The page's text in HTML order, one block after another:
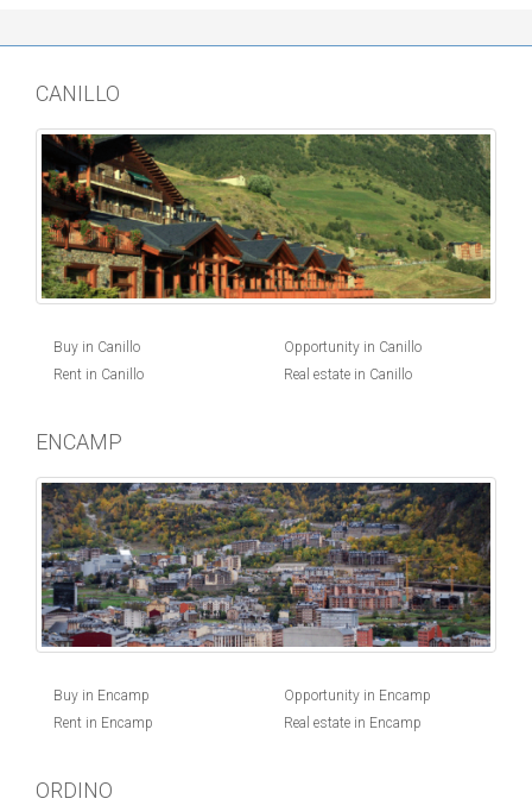
CANILLO
Buy in Canillo
Rent in Canillo
Opportunity in Canillo
Real estate in Canillo
ENCAMP
Buy in Encamp
Rent in Encamp
Opportunity in Encamp
Real estate in Encamp
ORDINO